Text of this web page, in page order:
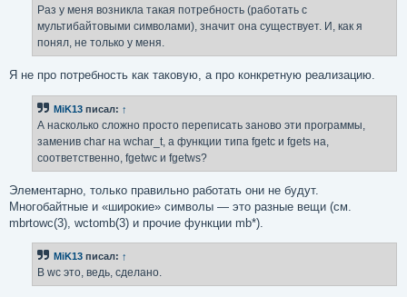
Раз у меня возникла такая потребность (работать с
мультибайтовыми символами), значит она существует. И, как я
понял, не только у меня.
Я не про потребность как таковую, а про конкретную реализацию.
MiK13 писал: ↑
А насколько сложно просто переписать заново эти программы,
заменив char на wchar_t, а функции типа fgetc и fgets на,
соответственно, fgetwc и fgetws?
Элементарно, только правильно работать они не будут.
Многобайтные и «широкие» символы — это разные вещи (см.
mbrtowc(3), wctomb(3) и прочие функции mb*).
MiK13 писал: ↑
В wc это, ведь, сделано.